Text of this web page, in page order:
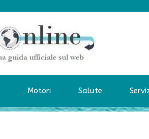
Motori Salute